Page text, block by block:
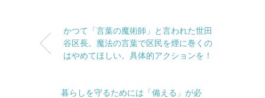
かつて「言葉の魔術師」と言われた世田
谷区長。魔法の言葉で区民を煙に巻くの
はやめてほしい。具体的アクションを！
暮らしを守るためには「備える」が必